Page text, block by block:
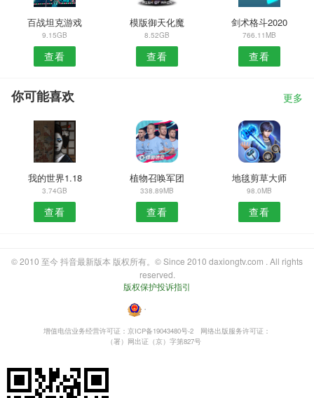
百战坦克游戏
9.15GB
查看
模版御天化魔
8.52GB
查看
剑术格斗2020
766.11MB
查看
你可能喜欢 更多
我的世界1.18
3.74GB
查看
植物召唤军团
338.89MB
查看
地毯剪草大师
98.0MB
查看
© 2010 至今 抖音最新版本 版权所有。© Since 2010 daxiongtv.com . All rights
reserved.
版权保护投诉指引
・
增值电信业务经营许可证：京ICP备19043480号-2
网络出版服务许可证：
（署）网出证（京）字第827号